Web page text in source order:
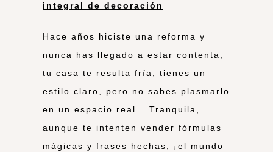
integral de decoración
Hace años hiciste una reforma y
nunca has llegado a estar contenta,
tu casa te resulta fría, tienes un
estilo claro, pero no sabes plasmarlo
en un espacio real… Tranquila,
aunque te intenten vender fórmulas
mágicas y frases hechas, ¡el mundo